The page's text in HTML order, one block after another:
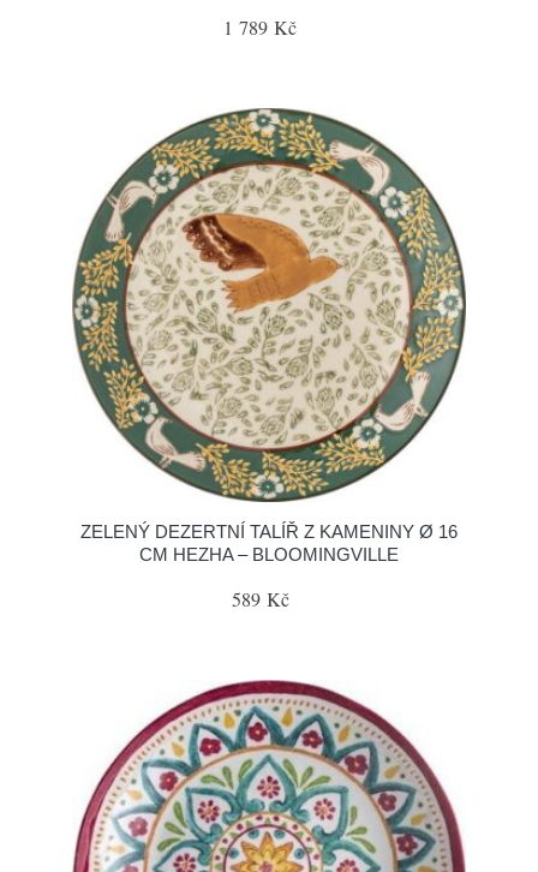
1 789 Kč
ZELENÝ DEZERTNÍ TALÍŘ Z KAMENINY Ø 16
CM HEZHA – BLOOMINGVILLE
589 Kč